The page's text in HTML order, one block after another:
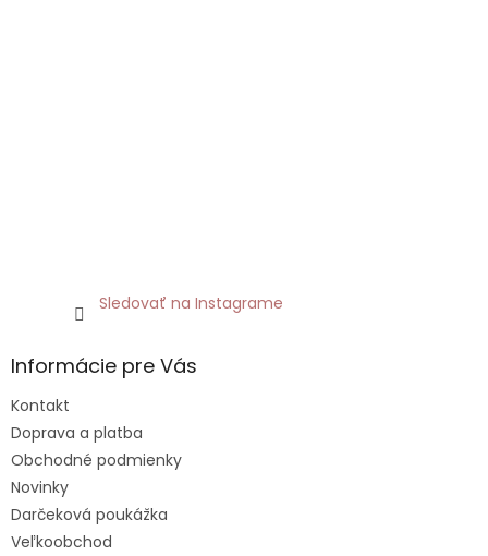
Sledovať na Instagrame
Informácie pre Vás
Kontakt
Doprava a platba
Obchodné podmienky
Novinky
Darčeková poukážka
Veľkoobchod